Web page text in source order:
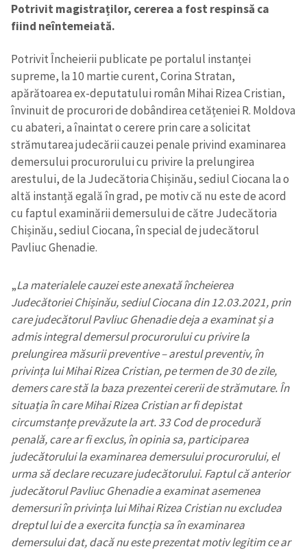
Potrivit magistraților, cererea a fost respinsă ca
fiind neîntemeiată.
Potrivit Încheierii publicate pe portalul instanței
supreme, la 10 martie curent, Corina Stratan,
apărătoarea ex-deputatului român Mihai Rizea Cristian,
învinuit de procurori de dobândirea cetățeniei R. Moldova
cu abateri, a înaintat o cerere prin care a solicitat
strămutarea judecării cauzei penale privind examinarea
demersului procurorului cu privire la prelungirea
arestului, de la Judecătoria Chișinău, sediul Ciocana la o
altă instanță egală în grad, pe motiv că nu este de acord
cu faptul examinării demersului de către Judecătoria
Chișinău, sediul Ciocana, în special de judecătorul
Pavliuc Ghenadie.
„La materialele cauzei este anexată încheierea
Judecătoriei Chișinău, sediul Ciocana din 12.03.2021, prin
care judecătorul Pavliuc Ghenadie deja a examinat și a
admis integral demersul procurorului cu privire la
prelungirea măsurii preventive – arestul preventiv, în
privința lui Mihai Rizea Cristian, pe termen de 30 de zile,
demers care stă la baza prezentei cererii de strămutare. În
situația în care Mihai Rizea Cristian ar fi depistat
circumstanțe prevăzute la art. 33 Cod de procedură
penală, care ar fi exclus, în opinia sa, participarea
judecătorului la examinarea demersului procurorului, el
urma să declare recuzare judecătorului. Faptul că anterior
judecătorul Pavliuc Ghenadie a examinat asemenea
demersuri în privința lui Mihai Rizea Cristian nu excludea
dreptul lui de a exercita funcția sa în examinarea
demersului dat, dacă nu este prezentat motiv legitim ce ar